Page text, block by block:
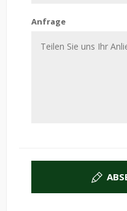
Anfrage